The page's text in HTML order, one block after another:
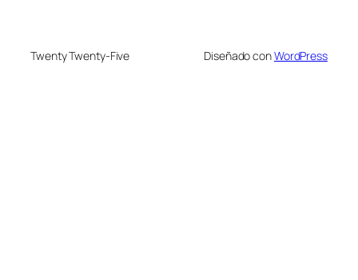
Twenty Twenty-Five Diseñado conWordPress